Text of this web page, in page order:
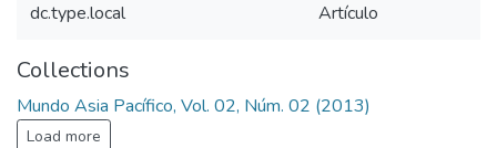
dc.type.local Artículo
Collections
Mundo Asia Pacífico, Vol. 02, Núm. 02 (2013)
Load more